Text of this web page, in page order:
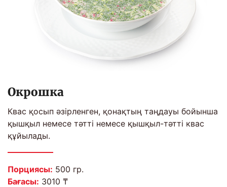
Окрошка
Квас қосып әзірленген, қонақтың таңдауы бойынша
қышқыл немесе тәтті немесе қышқыл-тәтті квас
құйылады.
Порциясы: 500 гр.
Бағасы: 3010 ₸